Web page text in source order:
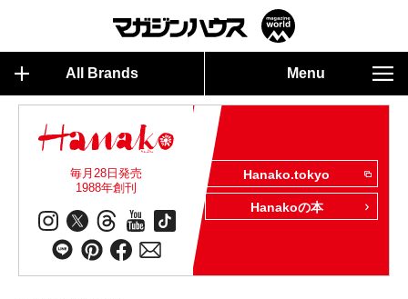
All Brands Menu
毎月28日発売
1988年創刊
Hanako.tokyo
Hanakoの本